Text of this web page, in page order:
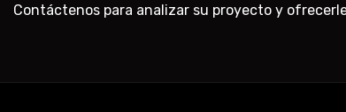
Contáctenos para analizar su proyecto y